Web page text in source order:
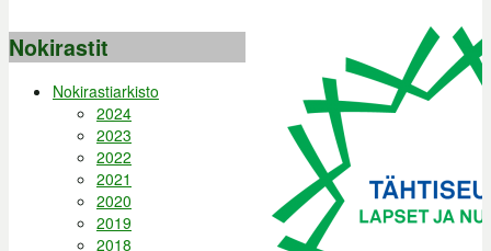
Nokirastit
Nokirastiarkisto
2024
2023
2022
2021
2020
2019
2018